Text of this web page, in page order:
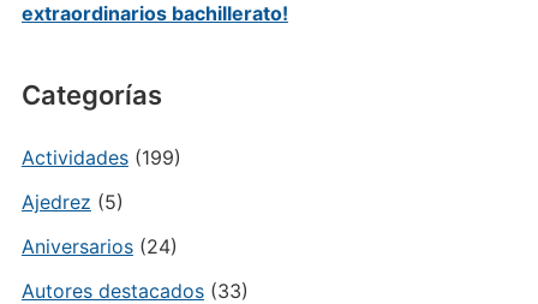
extraordinarios bachillerato!
Categorías
Actividades(199)
Ajedrez (5)
Aniversarios(24)
Autores destacados(33)